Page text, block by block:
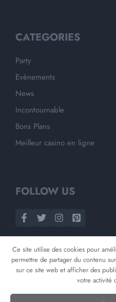
CATEGORIES
Party
Evènements
News
Incontournable
Bons Plans
Meilleur casino en ligne
FOLLOW US
©2026Opnminded
Ce site utilise des cookies pour
permettre de partager du contenu
sur ce site web et afficher des
votre activité